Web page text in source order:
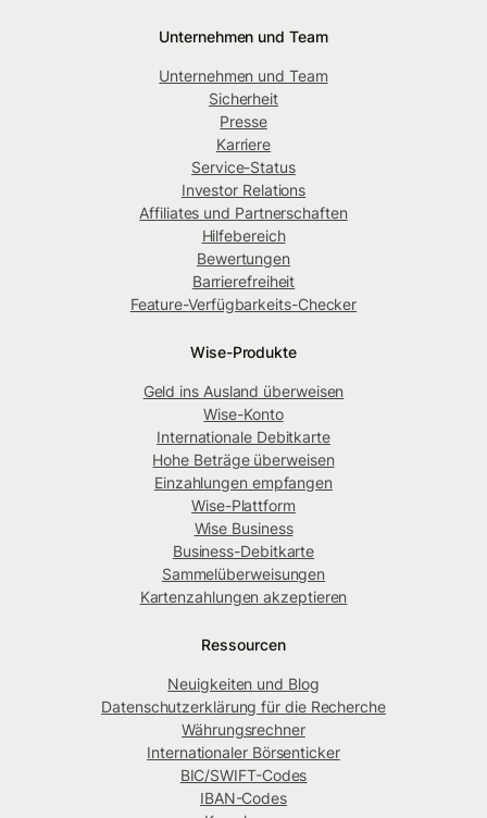
Unternehmen und Team
Unternehmen und Team
Sicherheit
Presse
Karriere
Service-Status
Investor Relations
Affiliates und Partnerschaften
Hilfebereich
Bewertungen
Barrierefreiheit
Feature-Verfügbarkeits-Checker
Wise-Produkte
Geld ins Ausland überweisen
Wise-Konto
Internationale Debitkarte
Hohe Beträge überweisen
Einzahlungen empfangen
Wise-Plattform
Wise Business
Business-Debitkarte
Sammelüberweisungen
Kartenzahlungen akzeptieren
Ressourcen
Neuigkeiten und Blog
Datenschutzerklärung für die Recherche
Währungsrechner
Internationaler Börsenticker
BIC/SWIFT-Codes
IBAN-Codes